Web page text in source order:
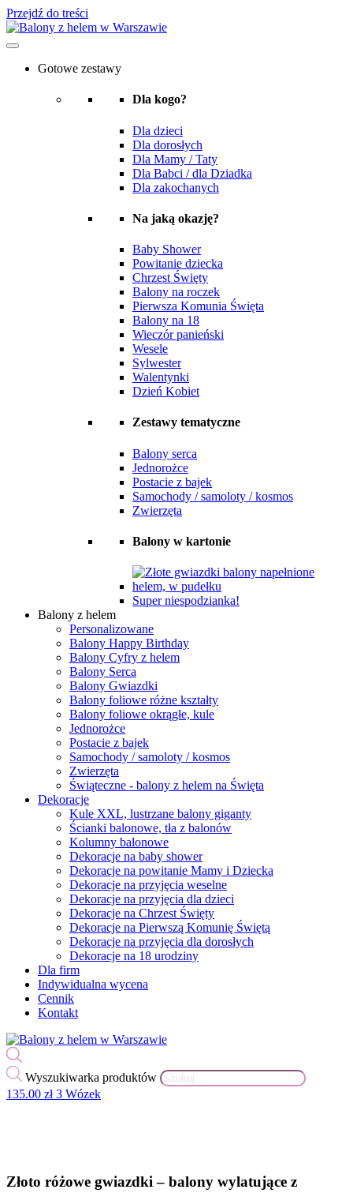
Przejdź do treści
Gotowe zestawy
Dla kogo?
Dla dzieci
Dla dorosłych
Dla Mamy / Taty
Dla Babci / dla Dziadka
Dla zakochanych
Na jaką okazję?
Baby Shower
Powitanie dziecka
Chrzest Święty
Balony na roczek
Pierwsza Komunia Święta
Balony na 18
Wieczór panieński
Wesele
Sylwester
Walentynki
Dzień Kobiet
Zestawy tematyczne
Balony serca
Jednorożce
Postacie z bajek
Samochody / samoloty / kosmos
Zwierzęta
Balony w kartonie
Super niespodzianka!
Balony z helem
Personalizowane
Balony Happy Birthday
Balony Cyfry z helem
Balony Serca
Balony Gwiazdki
Balony foliowe różne kształty
Balony foliowe okrągłe, kule
Jednorożce
Postacie z bajek
Samochody / samoloty / kosmos
Zwierzęta
Świąteczne - balony z helem na Święta
Dekoracje
Kule XXL, lustrzane balony giganty
Ścianki balonowe, tła z balonów
Kolumny balonowe
Dekoracje na baby shower
Dekoracje na powitanie Mamy i Dziecka
Dekoracje na przyjęcia weselne
Dekoracje na przyjęcia dla dzieci
Dekoracje na Chrzest Święty
Dekoracje na Pierwszą Komunię Świętą
Dekoracje na przyjęcia dla dorosłych
Dekoracje na 18 urodziny
Dla firm
Indywidualna wycena
Cennik
Kontakt
Wyszukiwarka produktów
135.00 zł 3 Wózek
Złoto różowe gwiazdki – balony wylatujące z